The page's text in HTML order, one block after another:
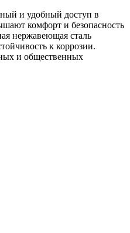
и удобный доступ в
комфорт и безопасность
нержавеющая сталь
к коррозии.
и общественных